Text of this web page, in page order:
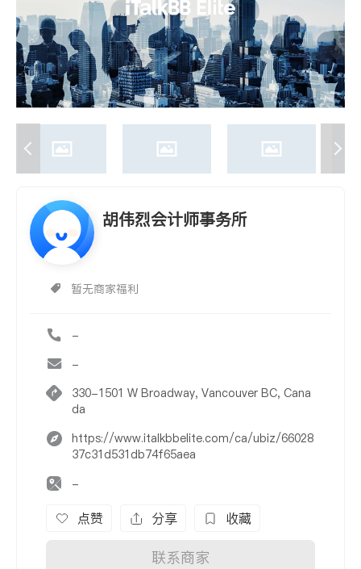
建筑装修
胡伟烈会计师事务所
暂无商家福利
-
-
330-1501 W Broadway, Vancouver BC, Cana
da
https://www.italkbbelite.com/ca/ubiz/66028
37c31d531db74f65aea
-
点赞 分享 收藏
联系商家